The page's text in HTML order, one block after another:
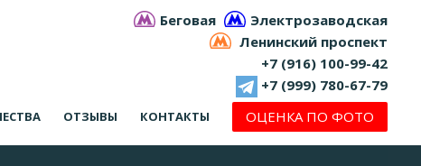
Беговая
Электрозаводская
Ленинский проспект
+7 (916) 100-99-42
+7 (999) 780-67-79
ОТЗЫВЫ КОНТАКТЫ ОЦЕНКА ПО ФОТО